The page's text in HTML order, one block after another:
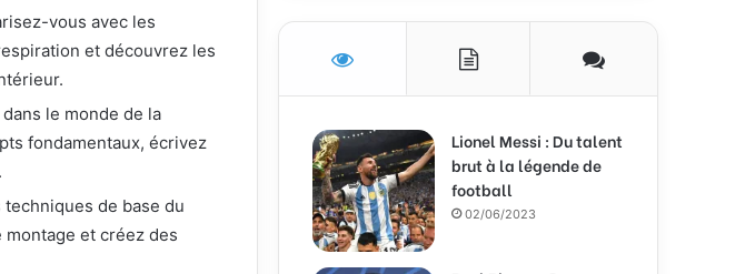
vous avec les
et découvrez les
le monde de la
fondamentaux, écrivez
techniques de base du
et créez des
Lionel Messi : Du talent
brut à la légende de
football
02/06/2023